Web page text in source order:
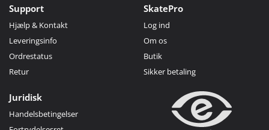
Support
Hjælp & Kontakt
Leveringsinfo
Ordrestatus
Retur
SkatePro
Log ind
Om os
Butik
Sikker betaling
Juridisk
Handelsbetingelser